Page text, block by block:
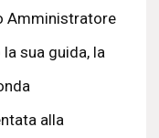
Amministratore
sua guida, la
alla